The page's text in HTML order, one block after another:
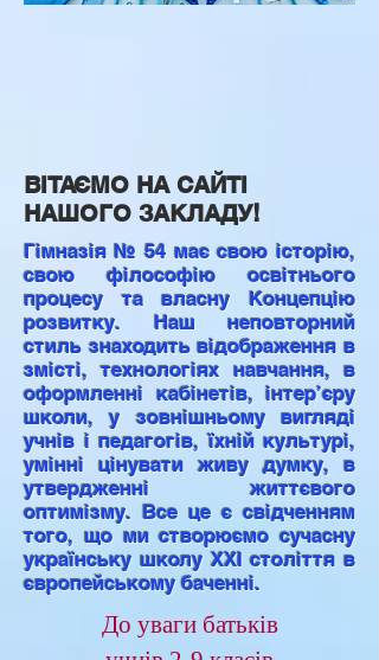
ВІТАЄМО НА САЙТІ
НАШОГО ЗАКЛАДУ!
Гімназія № 54 має свою історію,
свою філософію освітнього
процесу та власну Концепцію
розвитку. Наш неповторний
стиль знаходить відображення в
змісті, технологіях навчання, в
оформленні кабінетів, інтер’єру
школи, у зовнішньому вигляді
учнів і педагогів, їхній культурі,
умінні цінувати живу думку, в
утвердженні життєвого
оптимізму. Все це є свідченням
того, що ми створюємо сучасну
українську школу ХХІ століття в
європейському баченні.
До уваги батьків